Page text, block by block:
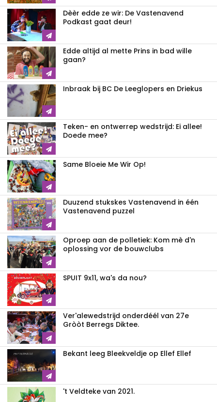
Dèèr edde ze wir: De Vastenavend
Podkast gaat deur!
Edde altijd al mette Prins in bad wille
gaan?
Inbraak bij BC De Leeglopers en Driekus
Teken- en ontwerrep wedstrijd: Ei allee!
Doede mee?
Same Bloeie Me Wir Op!
Duuzend stukskes Vastenavend in één
Vastenavend puzzel
Oproep aan de polletiek: Kom mè d'n
oplossing vor de bouwclubs
SPUIT 9x11, wa's da nou?
Ver'alewedstrijd onderdéél van 27e
Gròòt Berregs Diktee.
Bekant leeg Bleekveldje op Ellef Ellef
't Veldteke van 2021.